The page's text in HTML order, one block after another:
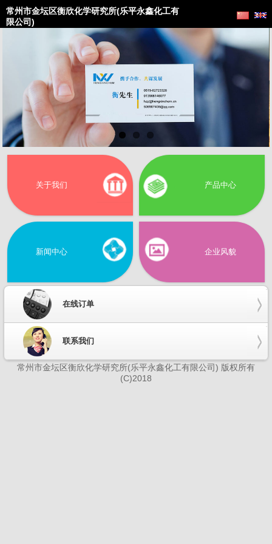
常州市金坛区衡欣化学研究所(乐平永鑫化工有
限公司)
关于我们 产品中心
新闻中心 企业风貌
在线订单
联系我们
常州市金坛区衡欣化学研究所(乐平永鑫化工有限公司) 版权所有
(C)2018